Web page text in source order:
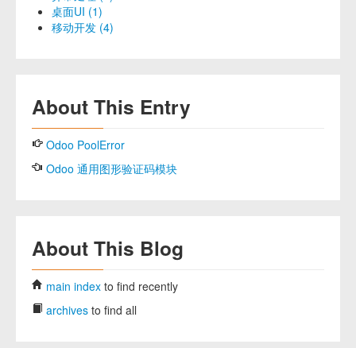
桌面UI (1)
移动开发 (4)
About This Entry
Odoo PoolError
Odoo 通用图形验证码模块
About This Blog
main index to find recently
archives to find all